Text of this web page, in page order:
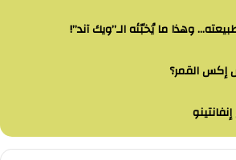
وهذا ما يُخبّئه الـ”ويك آند”!
القمر؟